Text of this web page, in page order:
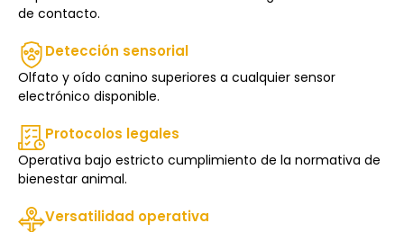
de contacto.
Detección sensorial
Olfato y oído canino superiores a cualquier sensor
electrónico disponible.
Protocolos legales
Operativa bajo estricto cumplimiento de la normativa de
bienestar animal.
Versatilidad operativa